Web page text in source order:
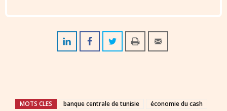
MOTS CLES banque centrale de tunisie
économie du cash